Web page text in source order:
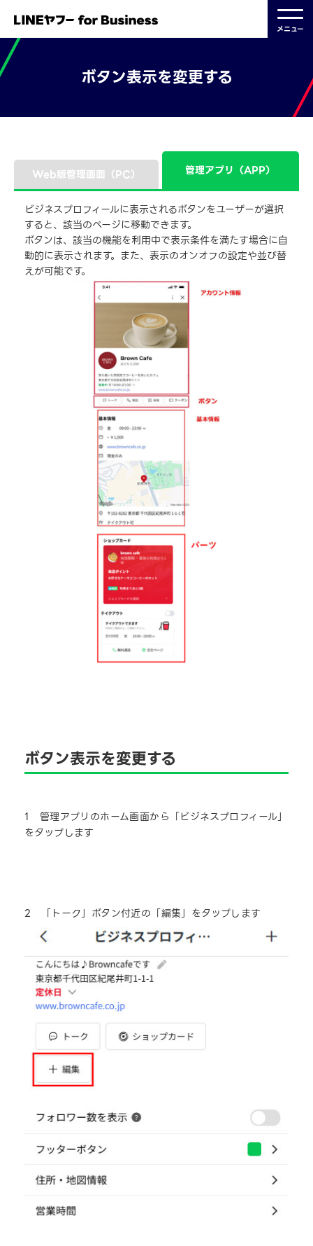
メニュー
ボタン表示を変更する
Web版管理画面（PC）
1「ビジネスプロフィール」タブをクリックします
2 「ビジネスプロフィールページ設定」画面の「ボタン」項
目の「編集」を押します
3 表示される画面でボタンの表示・非表示を選択し、「完
了」を押します
管理アプリ（APP）
ビジネスプロフィールに表示されるボタンをユーザーが選択
すると、該当のページに移動できます。
ボタンは、該当の機能を利用中で表示条件を満たす場合に自
動的に表示されます。また、表示のオンオフの設定や並び替
えが可能です。
ボタン表示を変更する
1 管理アプリのホーム画面から「ビジネスプロフィール」
をタップします
2 「トーク」ボタン付近の「編集」をタップします